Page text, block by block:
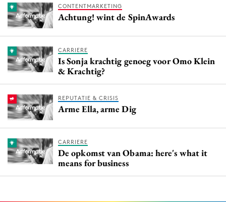
CONTENTMARKETING
Achtung! wint de SpinAwards
CARRIERE
Is Sonja krachtig genoeg voor Omo Klein
& Krachtig?
REPUTATIE & CRISIS
Arme Ella, arme Dig
CARRIERE
De opkomst van Obama: here's what it
means for business